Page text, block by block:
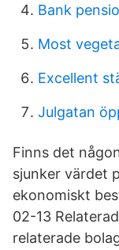
Bank
Most
Excellent
Julgatan
Finns det
sjunker värdet
ekonomiskt
02-13
relaterade